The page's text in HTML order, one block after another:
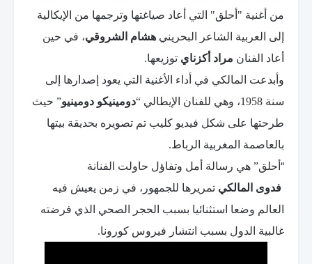
من أغنية "أحلق" التي أعاد صياغتها وترجمها من الإيكالية
إلى العربية الشاعر البحريني هشام الشروقي، في حين
أعاد الفنان مراد أكزناي توزيعها.
وأبدعت المالكي في أداء الأغنية التي يعود إصدارها إلى
سنة 1958، وهي للفنان الإيطالي “دومينيكو دومينيو” حيث
طرحتها على شكل فيديو كليب تم تصويره بحديقة بيتها
بالعاصمة المغربية الرباط.
“ أحلق” هي رسالة أمل وتفاؤل حاولت الفنانة
فدوى المالكي تمريرها للجمهور، في زمن يعيش فيه
العالم وضعا استثنائيا بسبب الحجر الصحي الذي فرضته
غالبية الدول بسبب انتشار فيروس كورونا.